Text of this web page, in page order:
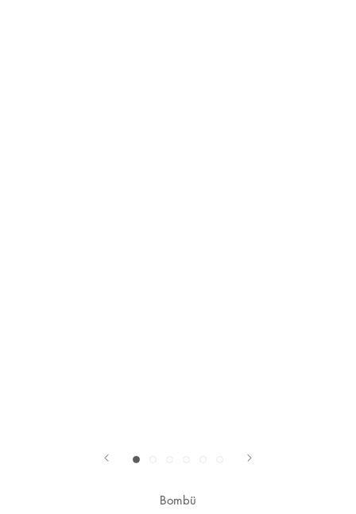
Bombü